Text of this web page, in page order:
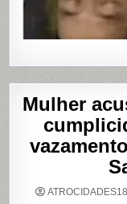
Mulher
ATROCIDADES18